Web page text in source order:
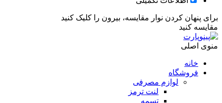
برای پنهان کردن نوار مقایسه، بیرون را کلیک کنید
مقایسه کنید
منوی اصلی
خانه
فروشگاه
لوازم مصرفی
لنت ترمز
تسمه